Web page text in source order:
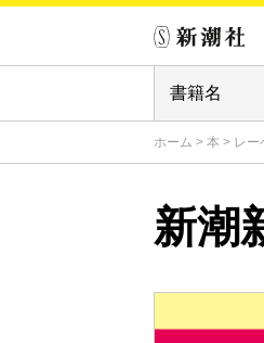
ホーム > 本 > レー
新潮